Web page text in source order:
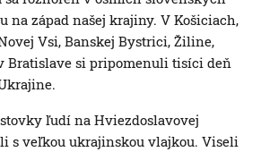
na západ našej krajiny. V Košiciach,
Vsi, Banskej Bystrici, Žiline,
Bratislave si pripomenuli tisíci deň
ľudí na Hviezdoslavovej
s veľkou ukrajinskou vlajkou. Viseli